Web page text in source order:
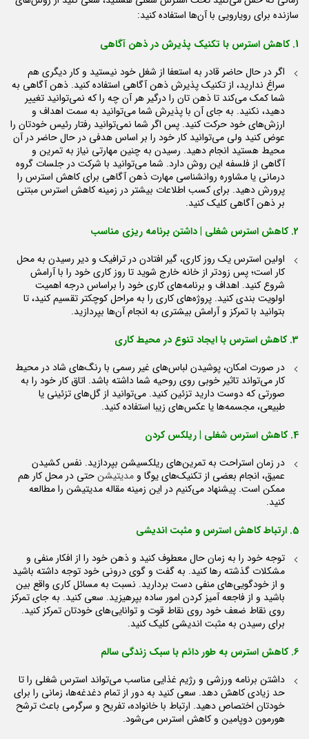
سازنده برای رویارویی با آن‌ها استفاده کنید:
1. کاهش استرس با تکنیک پذیرش در ذهن آگاهی
اگر در حال حاضر قادر به استعفا از شغل خود نیستید و کار دیگری هم
سراغ ندارید، از تکنیک پذیرش ذهن آگاهی استفاده کنید. ذهن آگاهی به
شما کمک می‌کند تا ذهن تان را درگیر هر آن چه را که نمی‌توانید تغییر
دهید، نکنید. به جای آن با پذیرش شما می‌توانید به سمت اهداف و
ارزش‌های خود حرکت کنید. پس اگر شما نمی‌توانید رفتار رئیس خودتان را
عوض کنید ولی می‌توانید کار خود را بر اساس هدفی در حال حاضر در آن
محیط هستید انجام دهید. رسیدن به چنین مهارتی نیاز به تمرین و
آگاهی از فلسفه این روش دارد. شما می‌توانید با شرکت در جلسات گروه
درمانی یا مشاوره روانشناسی مهارت ذهن آگاهی برای کاهش استرس را
پرورش دهید. برای کسب اطلاعات بیشتر در زمینه کاهش استرس مبتنی
بر ذهن آگاهی کلیک کنید.
2. کاهش استرس شغلی | داشتن برنامه ریزی مناسب
اولین استرس یک روز کاری، گیر افتادن در ترافیک و دیر رسیدن به محل
کار است؛ پس زودتر از خانه خارج شوید تا روز کاری خود را با آرامش
شروع کنید. اهداف و برنامه‌های کاری خود را براساس درجه اهمیت
اولویت بندی کنید. پروژه‌های کاری را به مراحل کوچکتر تقسیم کنید، تا
بتوانید با تمرکز و آرامش بیشتری به انجام آن‌ها بپردازید.
3. کاهش استرس با ایجاد تنوع در محیط کاری
در صورت امکان، پوشیدن لباس‌های غیر رسمی با رنگ‌های شاد در محیط
کار می‌تواند تاثیر خوبی روی روحیه شما داشته باشد. اتاق کار خود را به
صورتی که دوست دارید تزئین کنید. می‌توانید از گل‌های تزئینی یا
طبیعی، مجسمه‌ها یا عکس‌های زیبا استفاده کنید.
4. کاهش استرس شغلی | ریلکس کردن
در زمان استراحت به تمرین‌های ریلکسیشن بپردازید. نفس کشیدن
عمیق، انجام بعضی از تکنیک‌های یوگا و مدیتیشنحتی در محل کار هم
ممکن است. پیشنهاد می‌کنیم در این زمینه مقاله مدیتیشن را مطالعه
کنید.
5. ارتباط کاهش استرس و مثبت اندیشی
توجه خود را به زمان حال معطوف کنید و ذهن خود را از افکار منفی و
مشکلات گذشته رها کنید. به گفت و گوی درونی خود توجه داشته باشید
و از خودگویی‌های منفی دست بردارید. نسبت به مسائل کاری واقع بین
باشید و از فاجعه آمیز کردن امور ساده بپرهیزید. سعی کنید. به جای تمرکز
روی نقاط ضعف خود روی نقاط قوت و توانایی‌های خودتان تمرکز کنید.
برای رسیدن به مثبت اندیشی کلیک کنید.
6. کاهش استرس به طور دائم با سبک زندگی سالم
داشتن برنامه ورزشی و رژیم غذایی مناسب می‌تواند استرس شغلی را تا
حد زیادی کاهش دهد. سعی کنید به دور از تمام دغدغه‌ها، زمانی را برای
خودتان اختصاص دهید. ارتباط با خانواده، تفریح و سرگرمی باعث ترشح
هورمون دوپامین و کاهش استرس می‌شود.